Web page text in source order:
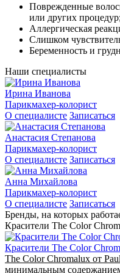
Поврежденные
или других процедур;
Аллергическая
Слишком
Беременность и
Наши специалисты
Ирина Иванова
Парикмахер-колорист
О специалисте Записаться
Анастасия Степанова
Парикмахер-колорист
О специалисте Записаться
Анна Михайлова
Парикмахер-колорист
О специалисте Записаться
Бренды, на которых
Красители The Color
Красители The Color
The Color Chromalux от
минимальным